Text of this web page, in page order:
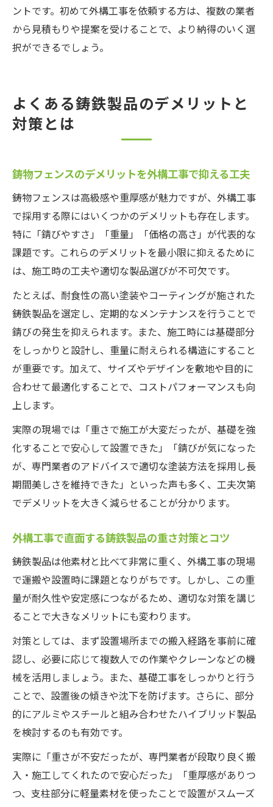
ントです。初めて外構工事を依頼する方は、複数の業者
から見積もりや提案を受けることで、より納得のいく選
択ができるでしょう。
よくある鋳鉄製品のデメリットと
対策とは
鋳物フェンスのデメリットを外構工事で抑える工夫
鋳物フェンスは高級感や重厚感が魅力ですが、外構工事
で採用する際にはいくつかのデメリットも存在します。
特に「錆びやすさ」「重量」「価格の高さ」が代表的な
課題です。これらのデメリットを最小限に抑えるために
は、施工時の工夫や適切な製品選びが不可欠です。
たとえば、耐食性の高い塗装やコーティングが施された
鋳鉄製品を選定し、定期的なメンテナンスを行うことで
錆びの発生を抑えられます。また、施工時には基礎部分
をしっかりと設計し、重量に耐えられる構造にすること
が重要です。加えて、サイズやデザインを敷地や目的に
合わせて最適化することで、コストパフォーマンスも向
上します。
実際の現場では「重さで施工が大変だったが、基礎を強
化することで安心して設置できた」「錆びが気になった
が、専門業者のアドバイスで適切な塗装方法を採用し長
期間美しさを維持できた」といった声も多く、工夫次第
でデメリットを大きく減らせることが分かります。
外構工事で直面する鋳鉄製品の重さ対策とコツ
鋳鉄製品は他素材と比べて非常に重く、外構工事の現場
で運搬や設置時に課題となりがちです。しかし、この重
量が耐久性や安定感につながるため、適切な対策を講じ
ることで大きなメリットにも変わります。
対策としては、まず設置場所までの搬入経路を事前に確
認し、必要に応じて複数人での作業やクレーンなどの機
械を活用しましょう。また、基礎工事をしっかりと行う
ことで、設置後の傾きや沈下を防げます。さらに、部分
的にアルミやスチールと組み合わせたハイブリッド製品
を検討するのも有効です。
実際に「重さが不安だったが、専門業者が段取り良く搬
入・施工してくれたので安心だった」「重厚感がありつ
つ、支柱部分に軽量素材を使ったことで設置がスムーズ